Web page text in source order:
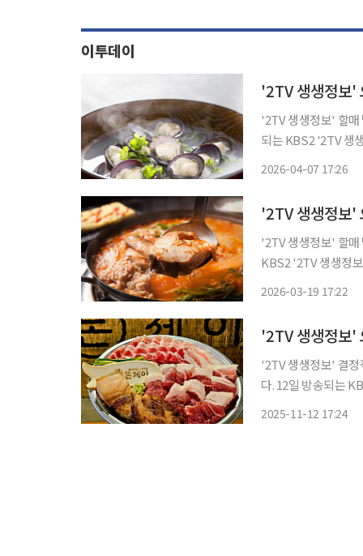
이투데이
'2TV 생생정보' 할매
되는 KBS2 '2TV 생
2026-04-07 17:26
'2TV 생생정보
'2TV 생생정보' 할매 밥
KBS2 '2TV 생생정
2026-03-19 17:22
'2TV 생생정보' 결
다. 12일 방송되는 KBS2 '2TV 생생정보'에서는 결정적 한 수 코너를 통해 '돈○○
2025-11-12 17:24